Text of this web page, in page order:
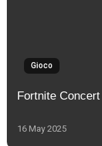
Gioco
Fortnite
16 May 2025